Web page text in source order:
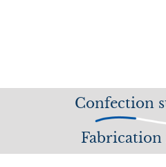
Confection
Fabrication